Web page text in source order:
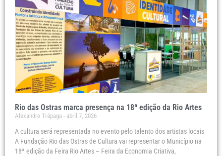
Rio das Ostras marca presença na 18ª edição da Rio Artes
Alexandre Trápaga abril 7, 2026
A cultura será representada no evento pelo talento dos artistas locais
A Fundação Rio das Ostras de Cultura vai representar o Município na
18ª edição da Feira Rio Artes – Feira da Economia Criativa,